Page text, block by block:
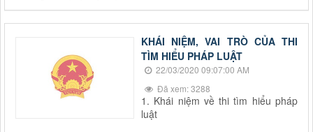
KHÁI NIỆM, VAI TRÒ CỦA THI
TÌM HIỂU PHÁP LUẬT
22/03/2020 09:07:00 AM
Đã xem: 3288
1. Khái niệm về thi tìm hiểu pháp
luật